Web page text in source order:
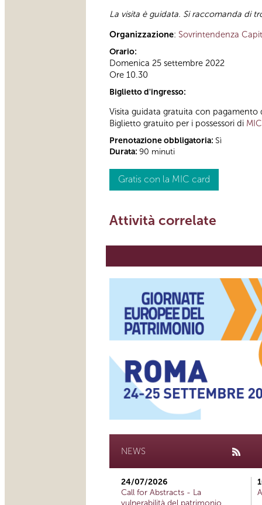
La visita è guidata. Si raccomanda di
Organizzazione: Sovrintendenza
Orario:
Domenica 25 settembre 2022
Ore 10.30
Biglietto d'ingresso:
Visita guidata gratuita con
Biglietto gratuito per i possessori di
Prenotazione obbligatoria: Sì
Durata: 90 minuti
Gratis con la MIC card
Attività correlate
NEWS
24/07/2026
Call for Abstracts - La